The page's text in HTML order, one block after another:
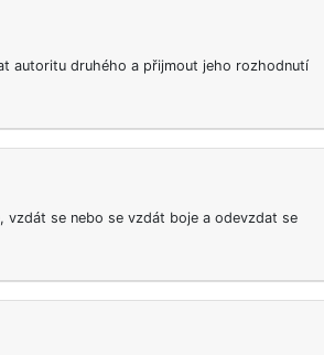
autoritu druhého a přijmout jeho rozhodnutí
vzdát se nebo se vzdát boje a odevzdat se